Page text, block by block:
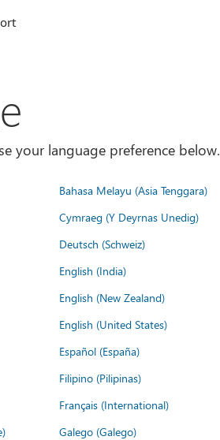
your language preference below.
Bahasa Melayu (Asia Tenggara)
Cymraeg (Y Deyrnas Unedig)
Deutsch (Schweiz)
English (India)
English (New Zealand)
English (United States)
Español (España)
Filipino (Pilipinas)
Français (International)
Galego (Galego)